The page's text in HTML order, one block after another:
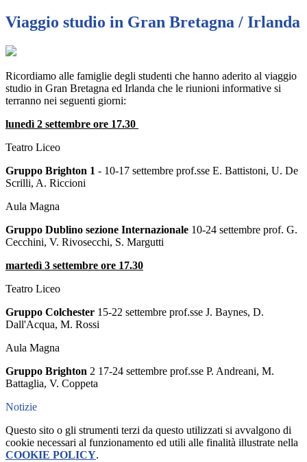
Viaggio studio in Gran Bretagna / Irlanda
Ricordiamo alle famiglie degli studenti che hanno aderito al viaggio
studio in Gran Bretagna ed Irlanda che le riunioni informative si
terranno nei seguenti giorni:
lunedì 2 settembre ore 17.30
Teatro Liceo
Gruppo Brighton 1 - 10-17 settembre prof.sse E. Battistoni, U. De
Scrilli, A. Riccioni
Aula Magna
Gruppo Dublino sezione Internazionale 10-24 settembre prof. G.
Cecchini, V. Rivosecchi, S. Margutti
martedì 3 settembre ore 17.30
Teatro Liceo
Gruppo Colchester 15-22 settembre prof.sse J. Baynes, D.
Dall'Acqua, M. Rossi
Aula Magna
Gruppo Brighton 2 17-24 settembre prof.sse P. Andreani, M.
Battaglia, V. Coppeta
Notizie
Questo sito o gli strumenti terzi da questo utilizzati si avvalgono di
cookie necessari al funzionamento ed utili alle finalità illustrate nella
COOKIE POLICY.